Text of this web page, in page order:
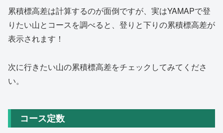
累積標高差は計算するのが面倒ですが、実はYAMAPで登
りたい山とコースを調べると、登りと下りの累積標高差が
表示されます！
次に行きたい山の累積標高差をチェックしてみてくださ
い。
コース定数